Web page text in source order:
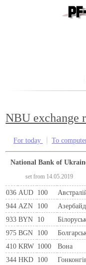
NBU exchange
For today To
National Bank of
set from 14.05.2019
036 AUD 100
944 AZN 100
933 BYN 10
975 BGN 100
410 KRW 1000 Вона
344 HKD 100